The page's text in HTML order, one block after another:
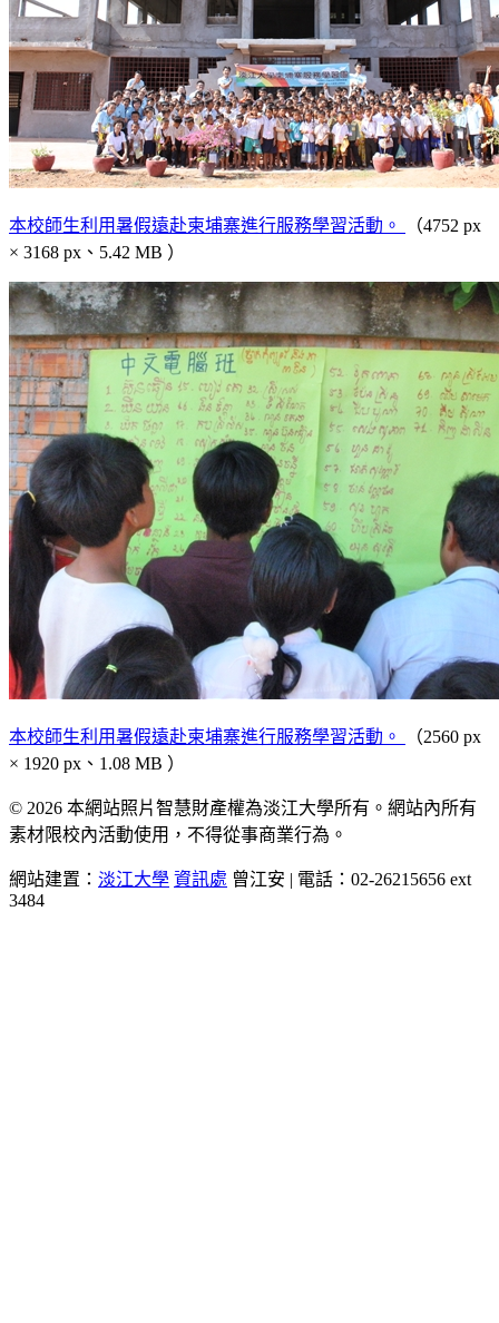
本校師生利用暑假遠赴柬埔寨進行服務學習活動。
（4752 px
× 3168 px、5.42 MB ）
本校師生利用暑假遠赴柬埔寨進行服務學習活動。
（2560 px
× 1920 px、1.08 MB ）
© 2026 本網站照片智慧財產權為淡江大學所有。網站內所有
素材限校內活動使用，不得從事商業行為。
網站建置： 淡江大學 資訊處 曾江安 | 電話：02-26215656 ext
3484